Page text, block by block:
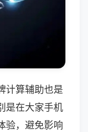
计算辅助也是
是在大家手机
验，避免影响